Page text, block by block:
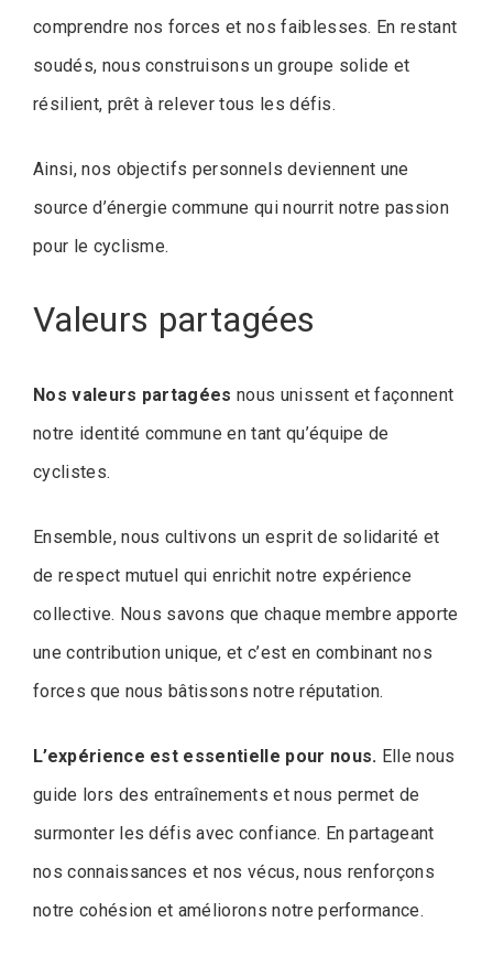
comprendre nos forces et nos faiblesses. En restant
soudés, nous construisons un groupe solide et
résilient, prêt à relever tous les défis.
Ainsi, nos objectifs personnels deviennent une
source d’énergie commune qui nourrit notre passion
pour le cyclisme.
Valeurs partagées
Nos valeurs partagées nous unissent et façonnent
notre identité commune en tant qu’équipe de
cyclistes.
Ensemble, nous cultivons un esprit de solidarité et
de respect mutuel qui enrichit notre expérience
collective. Nous savons que chaque membre apporte
une contribution unique, et c’est en combinant nos
forces que nous bâtissons notre réputation.
L’expérience est essentielle pour nous. Elle nous
guide lors des entraînements et nous permet de
surmonter les défis avec confiance. En partageant
nos connaissances et nos vécus, nous renforçons
notre cohésion et améliorons notre performance.